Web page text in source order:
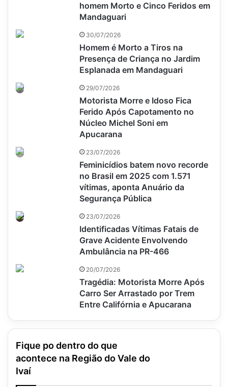
homem Morto e Cinco Feridos em
Mandaguari
30/07/2026
Homem é Morto a Tiros na
Presença de Criança no Jardim
Esplanada em Mandaguari
29/07/2026
Motorista Morre e Idoso Fica
Ferido Após Capotamento no
Núcleo Michel Soni em
Apucarana
23/07/2026
Feminicídios batem novo recorde
no Brasil em 2025 com 1.571
vítimas, aponta Anuário da
Segurança Pública
23/07/2026
Identificadas Vítimas Fatais de
Grave Acidente Envolvendo
Ambulância na PR-466
20/07/2026
Tragédia: Motorista Morre Após
Carro Ser Arrastado por Trem
Entre Califórnia e Apucarana
Fique po dentro do que
acontece na Região do Vale do
Ivaí